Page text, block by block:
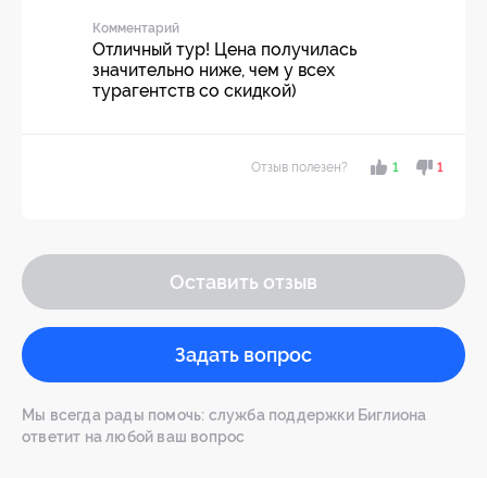
Комментарий
Отличный тур! Цена получилась
значительно ниже, чем у всех
турагентств со скидкой)
Отзыв полезен? 1 1
Оставить отзыв
Задать вопрос
Мы всегда рады помочь: служба поддержки Биглиона
ответит на любой ваш вопрос